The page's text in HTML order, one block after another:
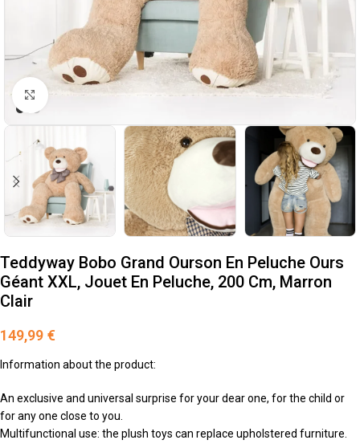
Cliquez pour agrandir
Teddyway Bobo Grand Ourson En Peluche Ours
Géant XXL, Jouet En Peluche, 200 Cm, Marron
Clair
149,99 €
Information about the product:
An exclusive and universal surprise for your dear one, for the child or
for any one close to you.
Multifunctional use: the plush toys can replace upholstered furniture.